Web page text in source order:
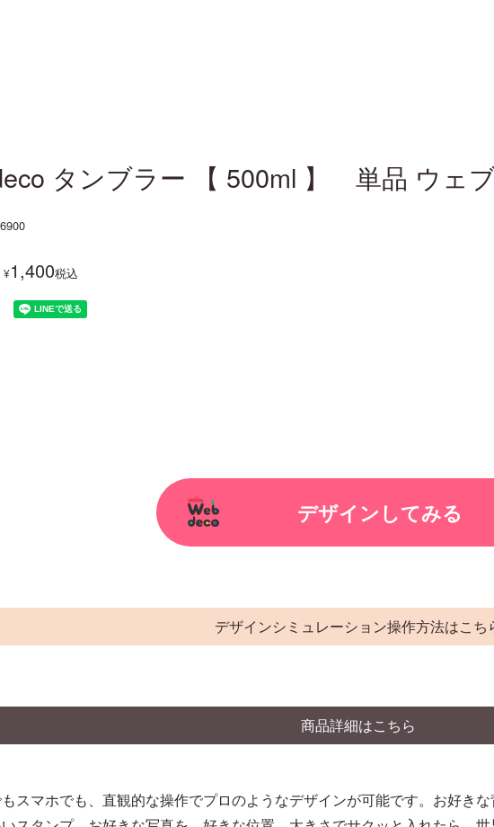
タンブラー 【 500ml 】 単品 ウェ
¥1,400税込
デザインしてみる
デザインシミュレーション操作方法はこち
商品詳細はこちら
スマホでも、直観的な操作でプロのようなデザインが可能です。お好き